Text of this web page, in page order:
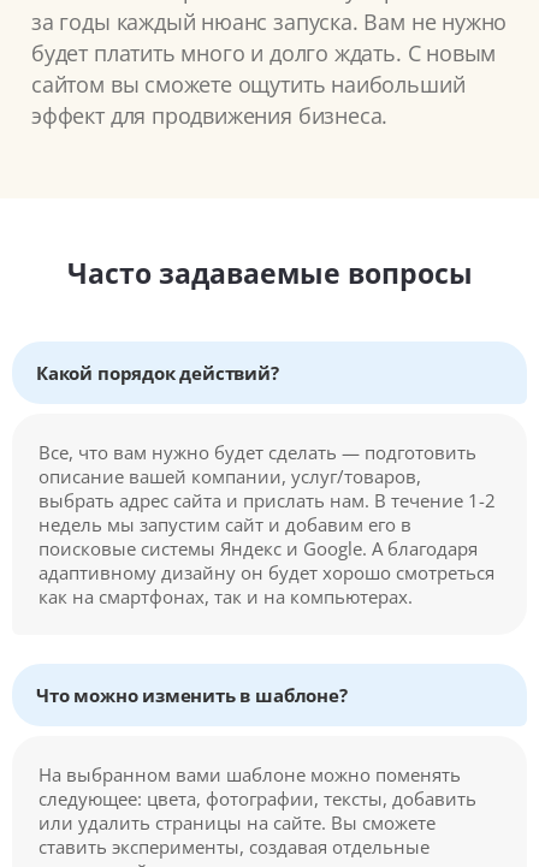
за годы каждый нюанс запуска. Вам не нужно
будет платить много и долго ждать. С новым
сайтом вы сможете ощутить наибольший
эффект для продвижения бизнеса.
Часто задаваемые вопросы
Какой порядок действий?
Все, что вам нужно будет сделать — подготовить
описание вашей компании, услуг/товаров,
выбрать адрес сайта и прислать нам. В течение 1-2
недель мы запустим сайт и добавим его в
поисковые системы Яндекс и Google. А благодаря
адаптивному дизайну он будет хорошо смотреться
как на смартфонах, так и на компьютерах.
Что можно изменить в шаблоне?
На выбранном вами шаблоне можно поменять
следующее: цвета, фотографии, тексты, добавить
или удалить страницы на сайте. Вы сможете
ставить эксперименты, создавая отдельные